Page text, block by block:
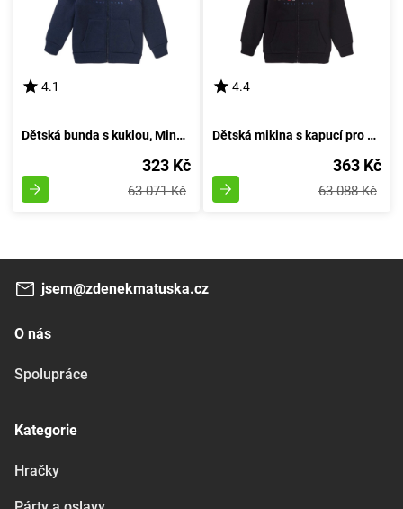
4.1
Dětská bunda s kuklou, Minoti, 7BZTHRU 4, modrá - velikost 98/104 | pro věk 3-4 let
323 Kč
63 071 Kč
4.4
Dětská mikina s kapucí pro chlapce, značky Minoti, model 7BZTHRU 5, barevně černá - velikost 98/104 | 3 a 4 roky
363 Kč
63 088 Kč
jsem@zdenekmatuska.cz
O nás
Spolupráce
Kategorie
Hračky